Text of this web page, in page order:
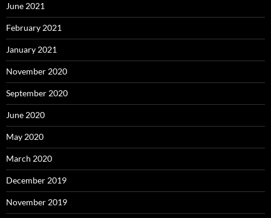
June 2021
February 2021
January 2021
November 2020
September 2020
June 2020
May 2020
March 2020
December 2019
November 2019